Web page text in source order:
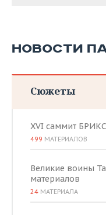
НОВОСТИ
Сюжеты
XVI саммит
499 МАТЕРИАЛОВ
Великие воины
материалов
24 МАТЕРИАЛА